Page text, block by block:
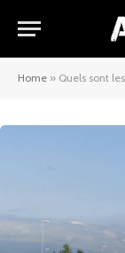
Home » Quels sont